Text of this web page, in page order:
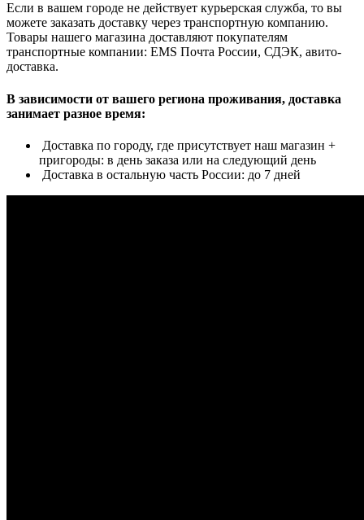
Если в вашем городе не действует курьерская служба, то вы
можете заказать доставку через транспортную компанию.
Товары нашего магазина доставляют покупателям
транспортные компании: EMS Почта России, СДЭК, авито-
доставка.
В зависимости от вашего региона проживания, доставка
занимает разное время:
Доставка по городу, где присутствует наш магазин +
пригороды: в день заказа или на следующий день
Доставка в остальную часть России: до 7 дней